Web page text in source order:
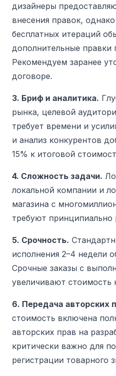
дизайнеры
внесения правок,
бесплатных итераций
дополнительные правки
Рекомендуем заранее
договоре.
3. Бриф и аналитика.
рынка, целевой
требует времени и
и анализ конкурентов
15% к итоговой
4. Сложность задачи.
локальной компании и
магазина с
требуют принципиально
5. Срочность.
исполнения 2–4 недели
Срочные заказы с
увеличивают стоимость
6. Передача авторских
стоимость включена
авторских прав на
критически важно для
регистрации товарного